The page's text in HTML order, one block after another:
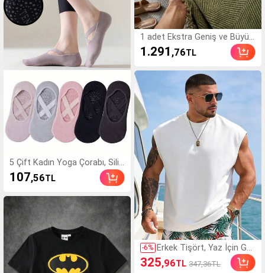
5 Çift Kadın Yoga Çorabı, Silik
on Kaymaz Dans Spor Çorabı,
İç Mekan Pilates Yer Fitness
107,56TL
1 adet Ekstra Geniş ve Büyük
Koyu Yeşil Kanepe Örtüsü, Ço
k İşlevli Kanepe Örtüsü, Evcil
fis, Oturma Odası, Tüm Mevsi
mler İçin Makinede Yıkanabilir
Mobilya Koruyucu
1.291 ,76TL
-6% Erkek Tişört, Yaz İçin Gü
nlük Bisiklet Yaka Kolsuz
Yelek, Çok Yönlü, Slim Fit,
325,96TL 347,36TL